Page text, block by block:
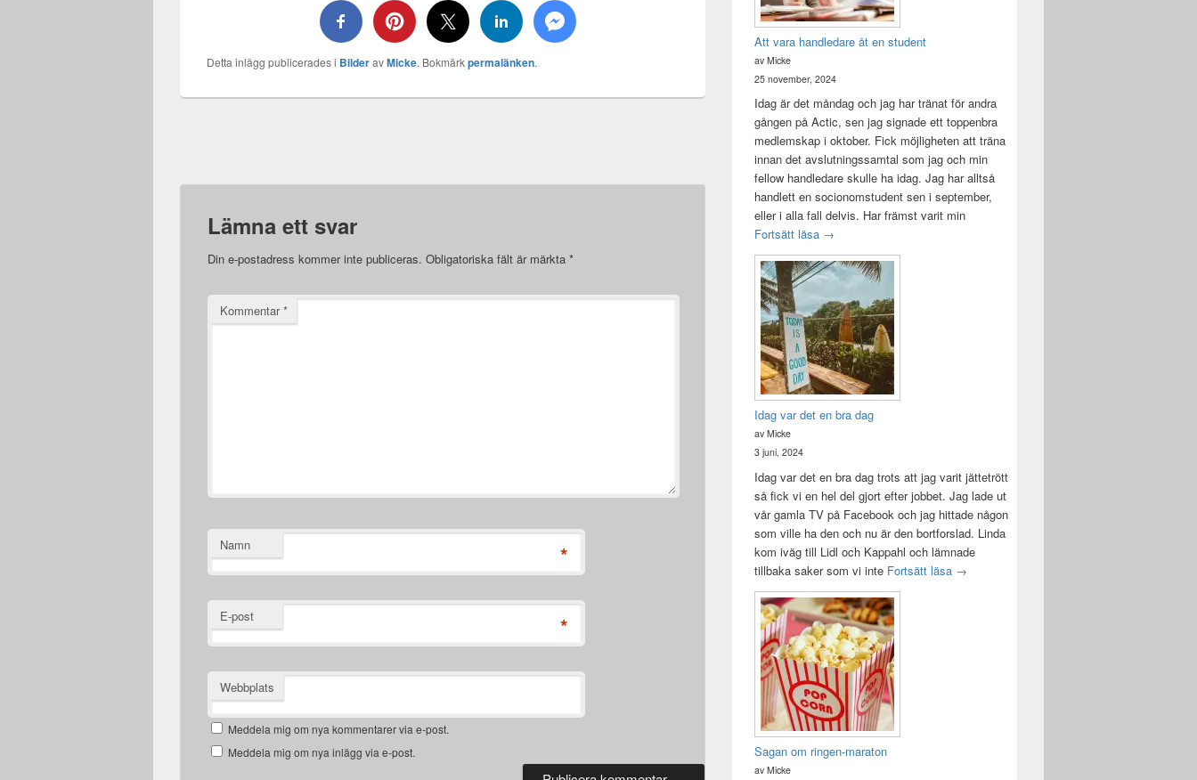
Detta inlägg publicerades i BilderavMicke. Bokmärkpermalänken.
Lämna ett svar
Din e-postadress kommer inte publiceras. Obligatoriska fält är märkta *
Kommentar*
Namn *
E-post *
Webbplats
Meddela mig om nya kommentarer via e-post.
Meddela mig om nya inlägg via e-post.
Att vara handledare åt en student
av Micke
25 november, 2024
Idag är det måndag och jag har tränat för andra
gången på Actic, sen jag signade ett toppenbra
medlemskap i oktober. Fick möjligheten att träna
innan det avslutningssamtal som jag och min
fellow handledare skulle ha idag. Jag har alltså
handlett en socionomstudent sen i september,
eller i alla fall delvis. Har främst varit min
Fortsätt läsa Att vara handledare åt en student
→
Idag var det en bra dag
av Micke
3 juni, 2024
Idag var det en bra dag trots att jag varit jättetrött
så fick vi en hel del gjort efter jobbet. Jag lade ut
vår gamla TV på Facebook och jag hittade någon
som ville ha den och nu är den bortforslad. Linda
kom iväg till Lidl och Kappahl och lämnade
tillbaka saker som vi inte Fortsätt läsa Idag var det en bra dag
→
Sagan om ringen-maraton
av Micke